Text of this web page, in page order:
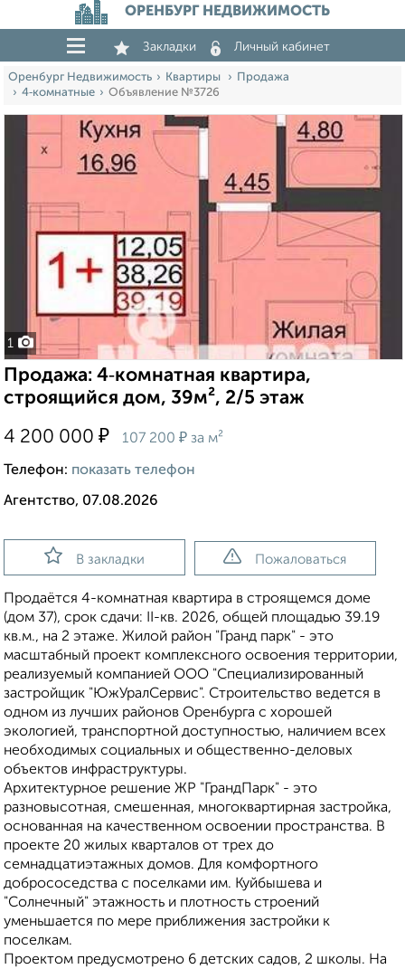
ОРЕНБУРГ НЕДВИЖИМОСТЬ
Закладки Личный кабинет
Оренбург Недвижимость Квартиры
Продажа
4‑комнатные
Объявление №3726
1
Продажа: 4‑комнатная квартира,
строящийся дом, 39м², 2/5 этаж
4 200 000 ₽ 107 200 ₽ за м²
Телефон: показать телефон
Агентство, 07.08.2026
В закладки Пожаловаться
Продаётся 4-комнатная квартира в строящемся доме
(дом 37), срок сдачи: II-кв. 2026, общей площадью 39.19
кв.м., на 2 этаже. Жилой район "Гранд парк" - это
масштабный проект комплексного освоения территории,
реализуемый компанией ООО "Специализированный
застройщик "ЮжУралСервис". Строительство ведется в
одном из лучших районов Оренбурга с хорошей
экологией, транспортной доступностью, наличием всех
необходимых социальных и общественно-деловых
объектов инфраструктуры.
Архитектурное решение ЖР "ГрандПарк" - это
разновысотная, смешенная, многоквартирная застройка,
основанная на качественном освоении пространства. В
проекте 20 жилых кварталов от трех до
семнадцатиэтажных домов. Для комфортного
добрососедства с поселками им. Куйбышева и
"Солнечный" этажность и плотность строений
уменьшается по мере приближения застройки к
поселкам.
Проектом предусмотрено 6 детских садов, 2 школы. На